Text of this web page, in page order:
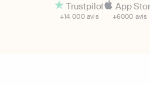
Trustpilot
+14 000 avis
App
+6000 avis